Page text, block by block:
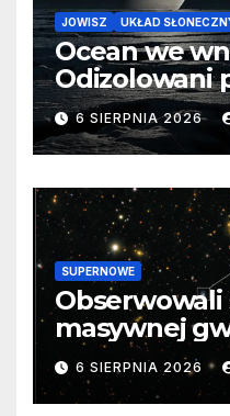
JOWISZ UKŁAD
Ocean we
Odizolowani
barierę
6 SIERPNIA 2026
SUPERNOWE
Obserwowali
masywnej
samego
cenne dane
6 SIERPNIA 2026